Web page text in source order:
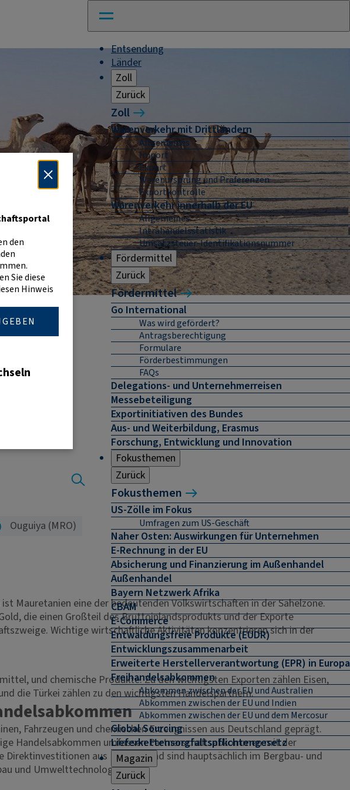
Entsendung
Länder
Zoll
Zurück
Zoll
Warenverkehr mit Drittländern
Allgemeines
Import
Export
Warenursprung und Präferenzen
Exportkontrolle
Warenverkehr innerhalb der EU
Allgemeines
Intrahandelsstatistik
Umsatzsteuer-Identifikationsnummer
Fördermittel
Zurück
Fördermittel
Go International
Was wird gefördert?
Antragsberechtigung
Formulare
Förderbestimmungen
FAQs
Delegations- und Unternehmerreisen
Messebeteiligung
Exportinitiativen des Bundes
Aus- und Weiterbildung, Erasmus
Forschung, Entwicklung und Innovation
Fokusthemen
Zurück
Fokusthemen
US-Zölle im Fokus
Umfragen zum US-Geschäft
Naher Osten: Auswirkungen für Unternehmen
E-Rechnung in der EU
Absicherung und Finanzierung im Außenhandel
Außenhandel
Bayern Netzwerk Afrika
CBAM
E-Commerce
Entwaldungsfreie Produkte (EUDR)
Entwicklungszusammenarbeit
Erweiterte Herstellerverantwortung (EPR) in Europa
Freihandelsabkommen
Abkommen zwischen der EU und Australien
Abkommen zwischen der EU und Indien
Abkommen zwischen der EU und dem Mercosur
Global Sourcing
Lieferkettensorgfaltspflichtengesetz
Magazin
Zurück
Ouguiya (MRO)
Mauretanien eine der bedeutenden Volkswirtschaften in der Sahelzone.
die einen Großteil des Bruttoinlandsprodukts und der Exporte
Wichtige wirtschaftliche Aktivitäten konzentrieren sich in der
und chemische Produkte. Zu den wichtigsten Exporten zählen Eisen,
die Türkei zählen zu den wichtigsten Handelspartnern.
Fahrzeugen und chemischen Erzeugnissen aus Deutschland geprägt.
Handelsabkommen umfassen Partnerschaftsabkommen mit der
aus Deutschland sind hauptsächlich im Bergbau- und
und Umwelttechnologien.
den
Sie diese
Hinweis